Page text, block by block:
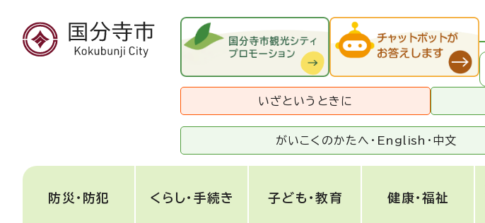
いざというときに
がいこくのかたへ・ English ・ 中文
防災・防犯 くらし・手続き 子ども・教育 健康・福祉